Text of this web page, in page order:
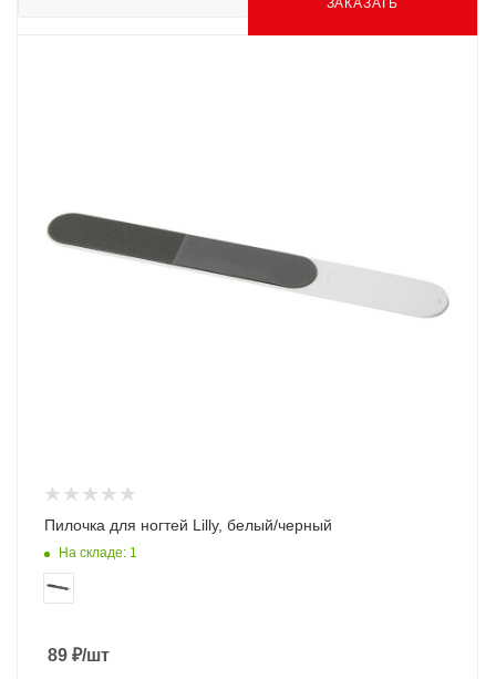
Пилочка для ногтей Lilly, белый/черный
На складе: 1
89 ₽/шт